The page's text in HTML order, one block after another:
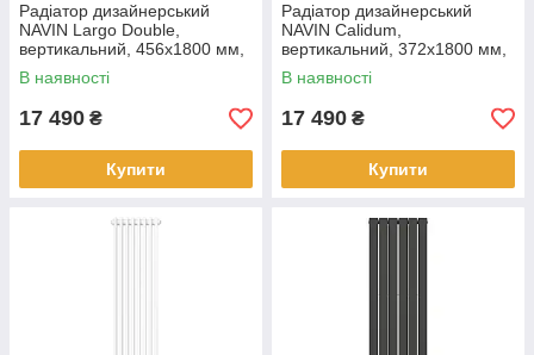
Радіатор дизайнерський
NAVIN Largo Double,
вертикальний, 456x1800 мм,
1386 Вт, нижнє підключення
50 мм, чорний муар
В наявності
17 490 ₴
Купити
Радіатор дизайнерський
NAVIN Calidum,
вертикальний, 372x1800 мм,
1326 Вт, нижнє підключення
50 мм, чорний муар
В наявності
17 490 ₴
Купити